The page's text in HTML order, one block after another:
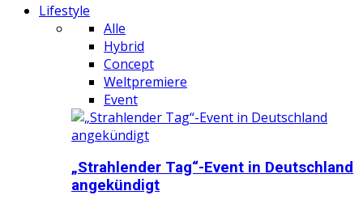
Lifestyle
Alle
Hybrid
Concept
Weltpremiere
Event
„Strahlender Tag“-Event in Deutschland
angekündigt